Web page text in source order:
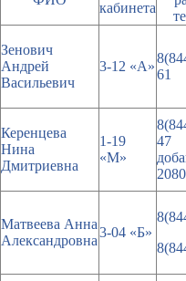
кабинета
Зенович
Андрей
Васильевич
3-12 «А»
61
Керенцева
Нина
Дмитриевна
1-19
«М»
47
2080
Матвеева Анна
Александровна
3-04 «Б»